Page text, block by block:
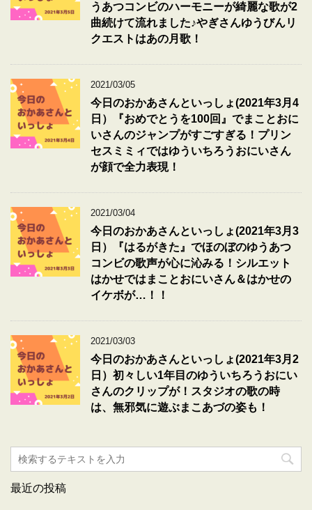
うあつコンビのハーモニーが綺麗な歌が2
曲続けて流れました♪やぎさんゆうびんリ
クエストはあの月歌！
2021/03/05
今日のおかあさんといっしょ(2021年3月4
日）『おめでとうを100回』でまことおに
いさんのジャンプがすごすぎる！プリン
セスミミィではゆういちろうおにいさん
が顔で全力表現！
2021/03/04
今日のおかあさんといっしょ(2021年3月3
日）『はるがきた』でほのぼのゆうあつ
コンビの歌声が心に沁みる！シルエット
はかせではまことおにいさん＆はかせの
イケボが…！！
2021/03/03
今日のおかあさんといっしょ(2021年3月2
日）初々しい1年目のゆういちろうおにい
さんのクリップが！スタジオの歌の時
は、無邪気に遊ぶまこあづの姿も！
最近の投稿